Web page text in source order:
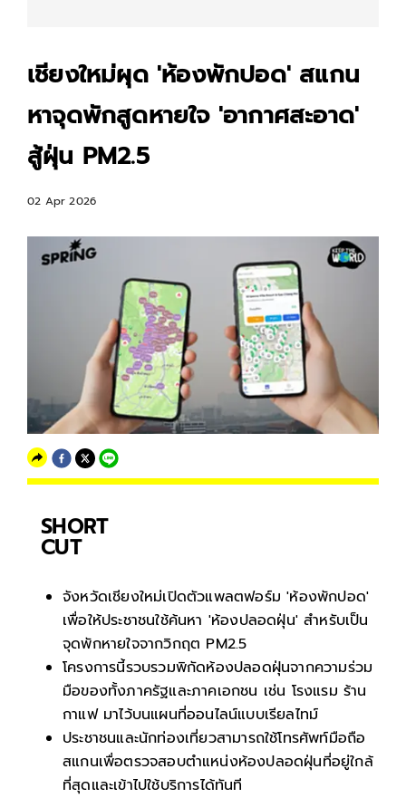
เชียงใหม่ผุด 'ห้องพักปอด' สแกน
หาจุดพักสูดหายใจ 'อากาศสะอาด'
สู้ฝุ่น PM2.5
02 Apr 2026
SHORT
CUT
จังหวัดเชียงใหม่เปิดตัวแพลตฟอร์ม 'ห้องพักปอด'
เพื่อให้ประชาชนใช้ค้นหา 'ห้องปลอดฝุ่น' สำหรับเป็น
จุดพักหายใจจากวิกฤต PM2.5
โครงการนี้รวบรวมพิกัดห้องปลอดฝุ่นจากความร่วม
มือของทั้งภาครัฐและภาคเอกชน เช่น โรงแรม ร้าน
กาแฟ มาไว้บนแผนที่ออนไลน์แบบเรียลไทม์
ประชาชนและนักท่องเที่ยวสามารถใช้โทรศัพท์มือถือ
สแกนเพื่อตรวจสอบตำแหน่งห้องปลอดฝุ่นที่อยู่ใกล้
ที่สุดและเข้าไปใช้บริการได้ทันที